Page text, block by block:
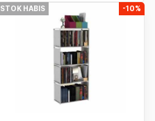
STOK HABIS -10%